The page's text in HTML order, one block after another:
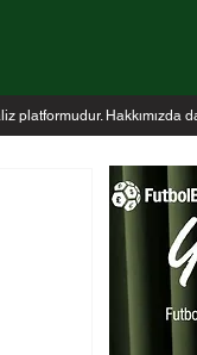
platformudur. Hakkımızda